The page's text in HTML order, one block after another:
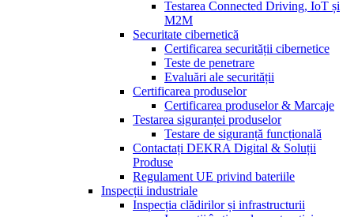
Testarea Connected Driving, IoT și
M2M
Securitate cibernetică
Certificarea securității cibernetice
Teste de penetrare
Evaluări ale securității
Certificarea produselor
Certificarea produselor & Marcaje
Testarea siguranței produselor
Testare de siguranță funcțională
Contactați DEKRA Digital & Soluții
Produse
Regulament UE privind bateriile
Inspecții industriale
Inspecția clădirilor și infrastructurii